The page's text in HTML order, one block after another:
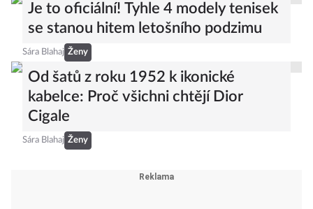
Je to oficiální! Tyhle 4 modely tenisek
se stanou hitem letošního podzimu
Sára Blahaj Ženy
Od šatů z roku 1952 k ikonické
kabelce: Proč všichni chtějí Dior
Cigale
Sára Blahaj Ženy